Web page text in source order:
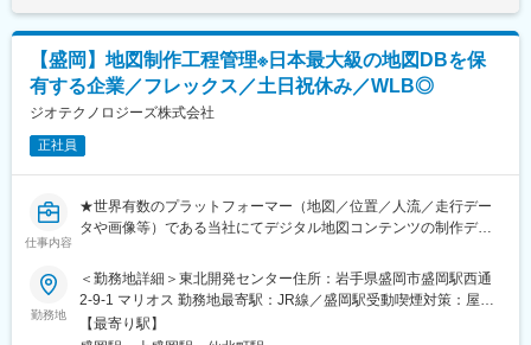
なアドバイスを行い、企業のニーズに最適なコンサルティングを
提供します。
・チームコンサルティングを主眼に置いて企業支援を行っている
ため幅広い経験を積むことができます。
・スタッフ全員が「全体最適」の視点を持って仕事を行うため、
コミュニケーションのズレも防ぐことができています。そのため
チームコンサルティングならではのシナジー効果が生み出せ、顧
客満足度も高いです。
変更の範囲：会社の定める業務
通じて上下する可能性があります。月給(月額)は固定手当を含めた
表記です。
【盛岡】地図制作工程管理※日本最大級の地図DBを保
有する企業／フレックス／土日祝休み／WLB◎
ジオテクノロジーズ株式会社
正社員
仕事内容
★世界有数のプラットフォーマー（地図／位置／人流／走行デー
タや画像等）である当社にてデジタル地図コンテンツの制作ディ
配属先は当社が保有するプラットフォームの根幹を担う部署にな
ります。
勤務地
＜勤務地詳細＞東北開発センター住所：岩手県盛岡市盛岡駅西通
2-9-1 マリオス 勤務地最寄駅：JR線／盛岡駅受動喫煙対策：屋内
喫煙可能場所あり変更の範囲：会社の定める事業所（リモートワ
【最寄り駅】